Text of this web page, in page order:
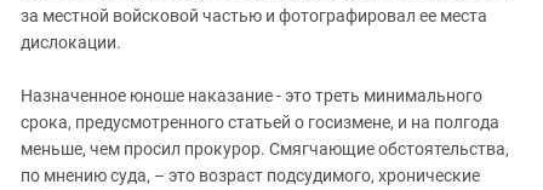
за местной войсковой частью и фотографировал ее места
дислокации.
Назначенное юноше наказание - это треть минимального
срока, предусмотренного статьей о госизмене, и на полгода
меньше, чем просил прокурор. Смягчающие обстоятельства,
по мнению суда, – это возраст подсудимого, хронические